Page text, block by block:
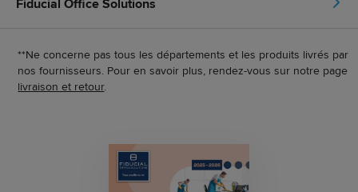
**Ne concerne pas tous les départements et les produits livrés par
nos fournisseurs. Pour en savoir plus, rendez-vous sur notre page
livraison et retour.